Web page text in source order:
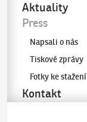
Aktuality
Press
Napsali o nás
Tiskové zprávy
Fotky ke stažení
Kontakt